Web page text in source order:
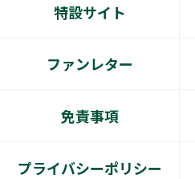
特設サイト
ファンレター
免責事項
プライバシーポリシー